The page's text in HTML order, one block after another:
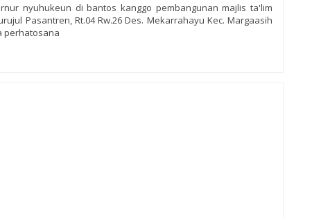
nyuhukeun di bantos kanggo pembangunan majlis ta'lim
Pasantren, Rt.04 Rw.26 Des. Mekarrahayu Kec. Margaasih
perhatosana